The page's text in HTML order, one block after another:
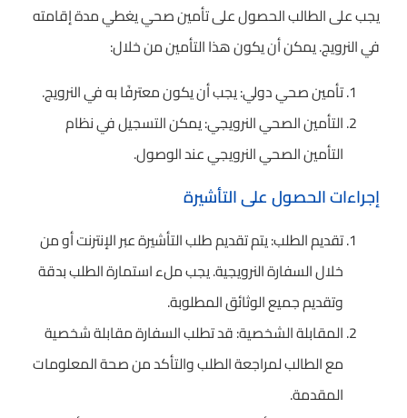
يجب على الطالب الحصول على تأمين صحي يغطي مدة إقامته
في النرويج. يمكن أن يكون هذا التأمين من خلال:
تأمين صحي دولي: يجب أن يكون معترفًا به في النرويج.
التأمين الصحي النرويجي: يمكن التسجيل في نظام
التأمين الصحي النرويجي عند الوصول.
إجراءات الحصول على التأشيرة
تقديم الطلب: يتم تقديم طلب التأشيرة عبر الإنترنت أو من
خلال السفارة النرويجية. يجب ملء استمارة الطلب بدقة
وتقديم جميع الوثائق المطلوبة.
المقابلة الشخصية: قد تطلب السفارة مقابلة شخصية
مع الطالب لمراجعة الطلب والتأكد من صحة المعلومات
المقدمة.